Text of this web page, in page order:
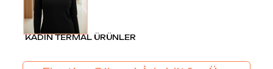
KADIN TERMAL ÜRÜNLER